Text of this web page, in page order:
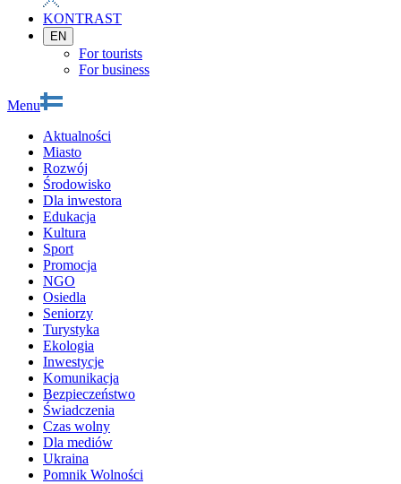
KONTRAST
EN
For tourists
For business
Menu
Aktualności
Miasto
Rozwój
Środowisko
Dla inwestora
Edukacja
Kultura
Sport
Promocja
NGO
Osiedla
Seniorzy
Turystyka
Ekologia
Inwestycje
Komunikacja
Bezpieczeństwo
Świadczenia
Czas wolny
Dla mediów
Ukraina
Pomnik Wolności